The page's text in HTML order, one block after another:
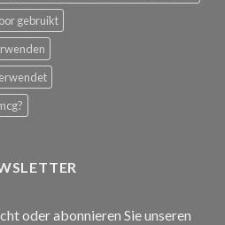
gebruikt
oder abonnieren Sie unseren